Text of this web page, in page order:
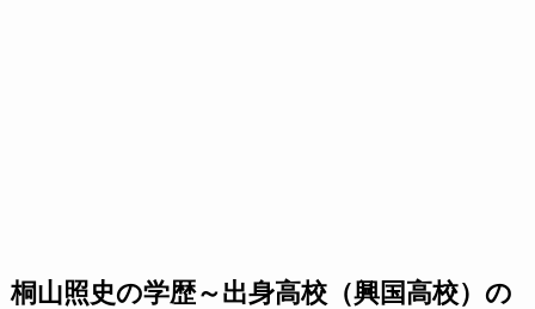
桐山照史の学歴～出身高校（興国高校）の